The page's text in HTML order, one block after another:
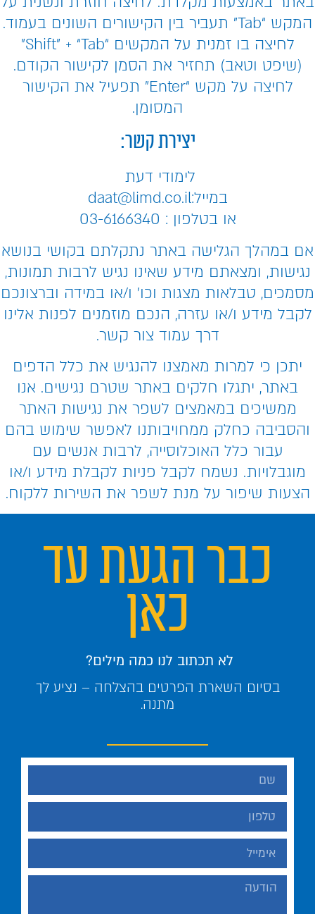
המקש “Tab” תעביר בין הקישורים השונים בעמוד.
לחיצה בו זמנית על המקשים “Shift” + “Tab”
(שיפט וטאב) תחזיר את הסמן לקישור הקודם.
לחיצה על מקש “Enter” תפעיל את הקישור
המסומן.
יצירת קשר:
לימודי דעת
במייל:daat@limd.co.il
או בטלפון : 03-6166340
אם במהלך הגלישה באתר נתקלתם בקושי בנושא
נגישות, ומצאתם מידע שאינו נגיש לרבות תמונות,
מסמכים, טבלאות מצגות וכו’ ו/או במידה וברצונכם
לקבל מידע ו/או עזרה, הנכם מוזמנים לפנות אלינו
דרך עמוד צור קשר.
יתכן כי למרות מאמצנו להנגיש את כלל הדפים
באתר, יתגלו חלקים באתר שטרם נגישים. אנו
ממשיכים במאמצים לשפר את נגישות האתר
והסביבה כחלק ממחויבותנו לאפשר שימוש בהם
עבור כלל האוכלוסייה, לרבות אנשים עם
מוגבלויות. נשמח לקבל פניות לקבלת מידע ו/או
הצעות שיפור על מנת לשפר את השירות ללקוח.
כבר הגעת עד
כאן
לא תכתוב לנו כמה מילים?
בסיום השארת הפרטים בהצלחה – נציע לך
מתנה.